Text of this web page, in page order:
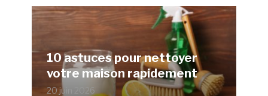
10 astuces pour nettoyer
votre maison rapidement
20 juin 2026